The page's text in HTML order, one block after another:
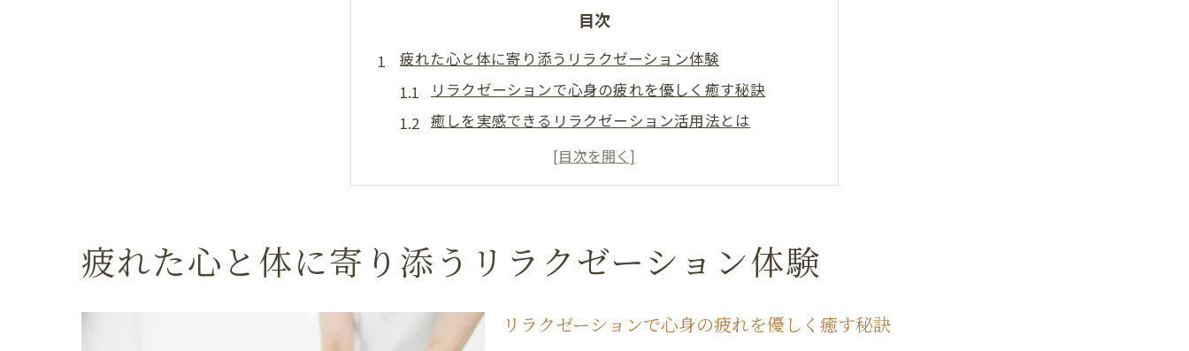
目次
疲れた心と体に寄り添うリラクゼーション体験
リラクゼーションで心身の疲れを優しく癒す秘訣
癒しを実感できるリラクゼーション活用法とは
名古屋で話題の癒しとリラクゼーション体験例
リラクゼーションが叶える深い安らぎの時間
癒しを探すなら知りたい中区・東区の現状
リラクゼーション事情と名古屋エリアの特長
名古屋市東区・中区で選ぶリラクゼーションサロン事情
疲れた心と体に寄り添うリラクゼーション体験
リラクゼーションで心身の疲れを優しく癒す秘訣